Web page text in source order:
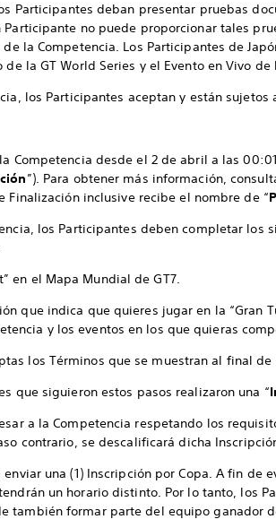
Participantes deban presentar pruebas
Participante no puede proporcionar tales
la Competencia. Los Participantes de
la GT World Series y el Evento en Vivo
los Participantes aceptan y están sujetos
Competencia desde el 2 de abril a las 00:01
”). Para obtener más información,
Finalización inclusive recibe el nombre de “
los Participantes deben completar los
en el Mapa Mundial de GT7.
que indica que quieres jugar en la “Gran
y los eventos en los que quieras
los Términos que se muestran al final
que siguieron estos pasos realizaron una “
a la Competencia respetando los
contrario, se descalificará dicha
una (1) Inscripción por Copa. A fin
un horario distinto. Por lo tanto, los
también formar parte del equipo ganador